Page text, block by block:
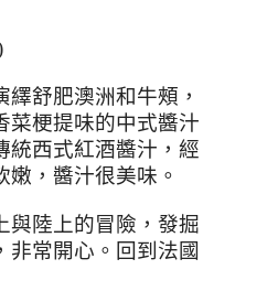
舒肥澳洲和牛頰，
菜梗提味的中式醬汁
統西式紅酒醬汁，經
嫩，醬汁很美味。
與陸上的冒險，發掘
非常開心。回到法國